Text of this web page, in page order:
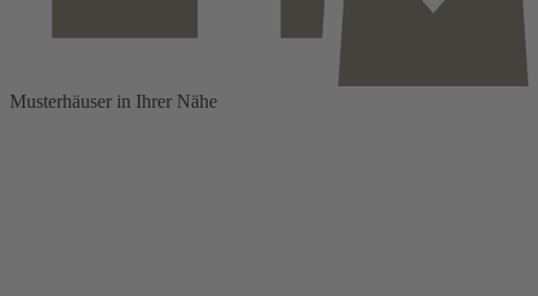
Musterhäuser in Ihrer Nähe